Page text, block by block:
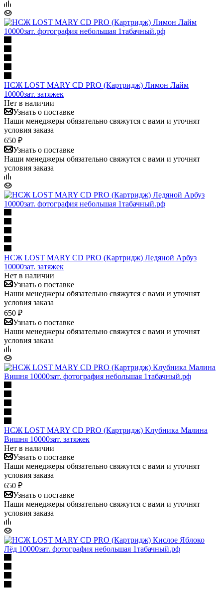
НСЖ LOST MARY CD PRO (Картридж) Лимон Лайм
10000зат. затяжек
Нет в наличии
Узнать о поставке
Наши менеджеры обязательно свяжутся с вами и уточнят
условия заказа
650 ₽
Узнать о поставке
Наши менеджеры обязательно свяжутся с вами и уточнят
условия заказа
НСЖ LOST MARY CD PRO (Картридж) Ледяной Арбуз
10000зат. затяжек
Нет в наличии
Узнать о поставке
Наши менеджеры обязательно свяжутся с вами и уточнят
условия заказа
650 ₽
Узнать о поставке
Наши менеджеры обязательно свяжутся с вами и уточнят
условия заказа
НСЖ LOST MARY CD PRO (Картридж) Клубника Малина
Вишня 10000зат. затяжек
Нет в наличии
Узнать о поставке
Наши менеджеры обязательно свяжутся с вами и уточнят
условия заказа
650 ₽
Узнать о поставке
Наши менеджеры обязательно свяжутся с вами и уточнят
условия заказа